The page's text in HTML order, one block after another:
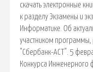
скачать электронные
к разделу Экзамены и
Информатике. Об
участником программы,
"Сбербанк-АСТ". 5
Конкурса Инженерного